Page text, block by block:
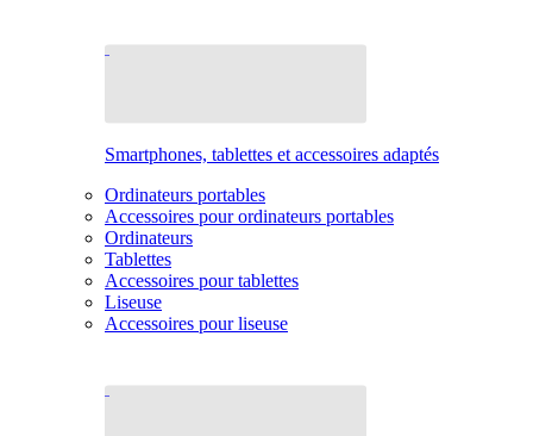
Smartphones, tablettes et accessoires adaptés
Ordinateurs portables
Accessoires pour ordinateurs portables
Ordinateurs
Tablettes
Accessoires pour tablettes
Liseuse
Accessoires pour liseuse